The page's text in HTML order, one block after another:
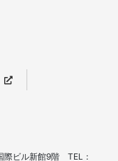
ビル新館9階 TEL：